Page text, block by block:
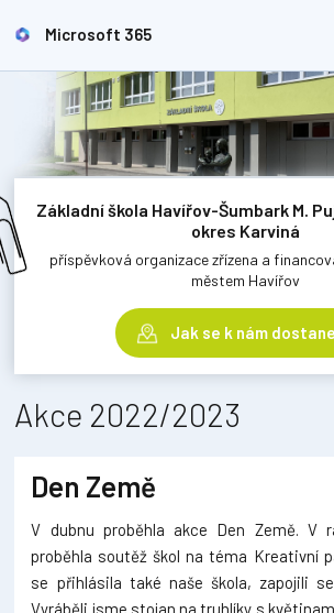
Microsoft 365
Základní škola Havířov-Šumbark M.
okres Karviná
příspěvková organizace zřízena a
městem Havířov
Jak se k nám
Akce 2022/2023
Den Země
V dubnu proběhla akce Den Země. V
proběhla soutěž škol na téma Kreativní
se přihlásila také naše škola, zapojili
Vyráběli jsme stojan na truhlíky s